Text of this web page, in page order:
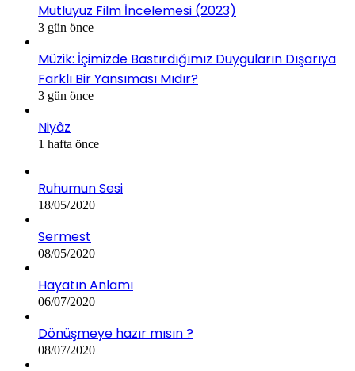
Mutluyuz Film İncelemesi (2023)
3 gün önce
Müzik: İçimizde Bastırdığımız Duyguların Dışarıya
Farklı Bir Yansıması Mıdır?
3 gün önce
Niyâz
1 hafta önce
Ruhumun Sesi
18/05/2020
Sermest
08/05/2020
Hayatın Anlamı
06/07/2020
Dönüşmeye hazır mısın ?
08/07/2020